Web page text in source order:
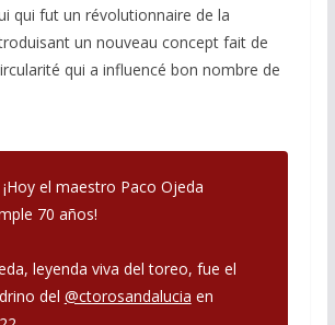
qui fut un révolutionnaire de la
un nouveau concept fait de
qui a influencé bon nombre de
¡Hoy el maestro Paco Ojeda
70 años!
leyenda viva del toreo, fue el
del @ctorosandalucia en